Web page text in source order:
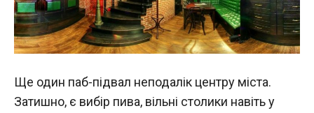
Ще один паб-підвал неподалік центру міста.
Затишно, є вибір пива, вільні столики навіть у